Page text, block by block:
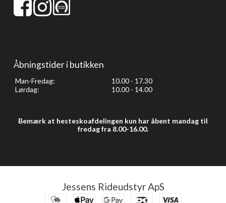
Åbningstider i butikken
Man-Fredag:
10.00 - 17.30
Lørdag:
10.00 - 14.00
Bemærk at hesteskoafdelingen kun har åbent mandag til
fredag fra 8.00-16.00.
Jessens Rideudstyr ApS